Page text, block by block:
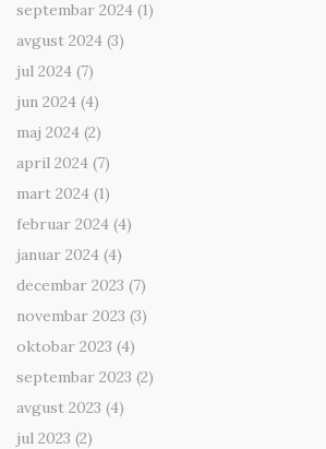
septembar 2024 (1)
avgust 2024 (3)
jul 2024 (7)
jun 2024 (4)
maj 2024 (2)
april 2024 (7)
mart 2024 (1)
februar 2024 (4)
januar 2024 (4)
decembar 2023 (7)
novembar 2023 (3)
oktobar 2023 (4)
septembar 2023 (2)
avgust 2023 (4)
jul 2023 (2)